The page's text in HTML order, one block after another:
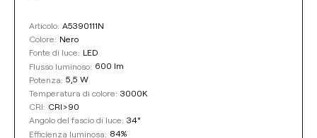
Articolo: A5390111N
Colore: Nero
Fonte di luce: LED
Flusso luminoso: 600 lm
Potenza: 5,5 W
Temperatura di colore: 3000K
CRI: CRI>90
Angolo del fascio di luce: 34°
Efficienza luminosa: 84%